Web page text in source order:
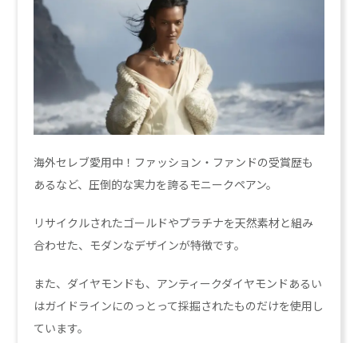
海外セレブ愛用中！ファッション・ファンドの受賞歴も
あるなど、圧倒的な実力を誇るモニークペアン。
リサイクルされたゴールドやプラチナを天然素材と組み
合わせた、モダンなデザインが特徴です。
また、ダイヤモンドも、アンティークダイヤモンドあるい
はガイドラインにのっとって採掘されたものだけを使用し
ています。